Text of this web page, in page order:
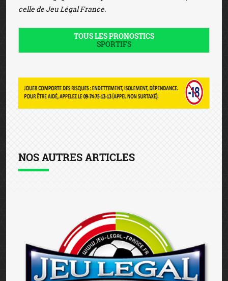
celle de Jeu Légal France.
TOUS LES PRONOSTICS
SPORTIFS
NOS AUTRES ARTICLES